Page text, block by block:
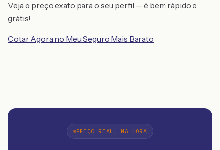
Veja o preço exato para o seu perfil — é bem rápido e
grátis!
Cotar Agora no Meu Seguro Mais Barato
PREÇO REAL, NA HORA